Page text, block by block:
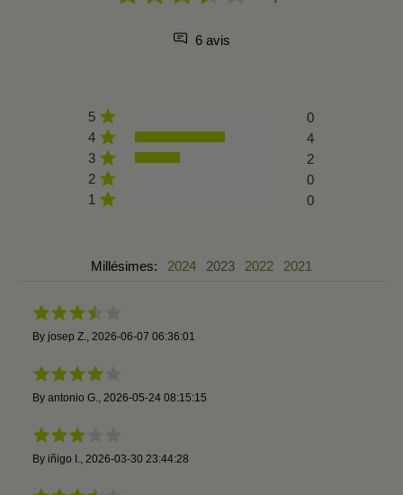
6 avis
5
0
4
4
3
2
2
0
1
0
Millésimes: 2024 2023 2022 2021
By josep Z. 2026-06-07 06:36:01
By antonio G. 2026-05-24 08:15:15
By iñigo I. 2026-03-30 23:44:28